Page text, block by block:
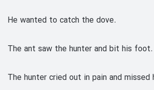
He wanted to catch the dove.
The ant saw the hunter and bit his foot.
The hunter cried out in pain and missed